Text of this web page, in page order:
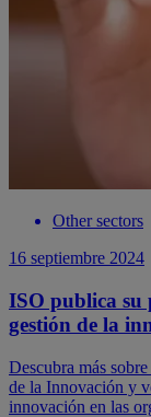
Other sectors
16 septiembre 2024
ISO publica su
gestión de la
Descubra más
de la Innovación y
innovación en las